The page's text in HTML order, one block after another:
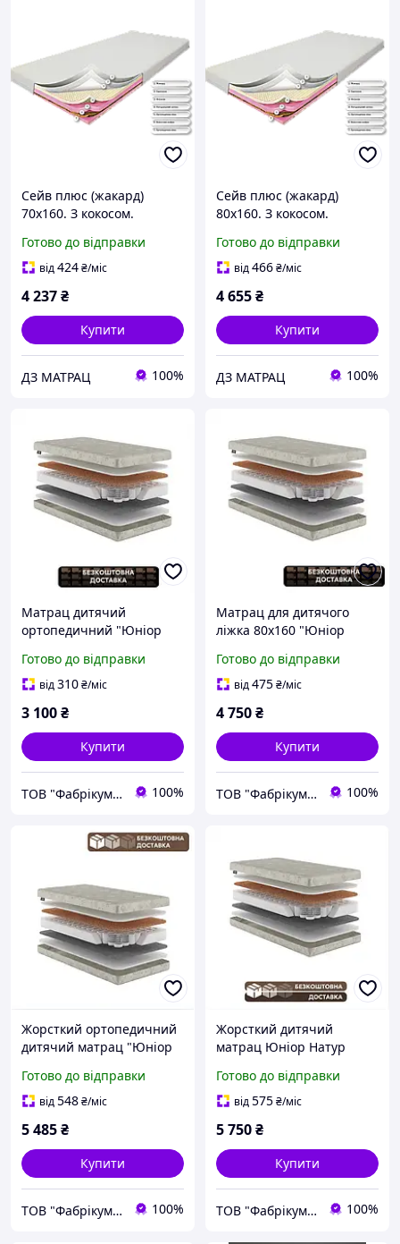
Сейв плюс (жакард)
70х160. З кокосом.
безпружинний матрац
дитячий підлітковий від
Готово до відправки
від424₴/міс
4 237₴
Купити
ДЗ МАТРАЦ 100%
Сейв плюс (жакард)
80х160. З кокосом.
безпружинний матрац
дитячий підлітковий від
Готово до відправки
від466₴/міс
4 655₴
Купити
ДЗ МАТРАЦ 100%
Матрац дитячий
ортопедичний "Юніор
жорсткий анатомічний
гіпоалергенний
Готово до відправки
від310₴/міс
3 100₴
Купити
ТОВ "Фабрікум" - магазин ортопедичних матрасів 100%
Матрац для дитячого
ліжка 80х160 "Юніор
ортопедичний жорсткий
для правильної постави
Готово до відправки
від475₴/міс
4 750₴
Купити
ТОВ "Фабрікум" - магазин ортопедичних матрасів 100%
Жорсткий ортопедичний
дитячий матрац "Юніор
для формування
правильної постави
Готово до відправки
від548₴/міс
5 485₴
Купити
ТОВ "Фабрікум" - магазин ортопедичних матрасів 100%
Жорсткий дитячий
матрац Юніор Натур
ортопедичний для
правильної постави
Готово до відправки
від575₴/міс
5 750₴
Купити
ТОВ "Фабрікум" - магазин ортопедичних матрасів 100%